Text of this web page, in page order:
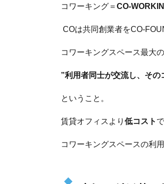
コワーキング＝ CO-
COは共同創業者をCO-
コワーキングスペース最大
”利用者同士が交流し、そ
ということ。
賃貸オフィスより 低コスト
コワーキングスペースの利